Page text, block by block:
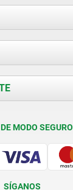
MODO SEGURO
SÍGANOS